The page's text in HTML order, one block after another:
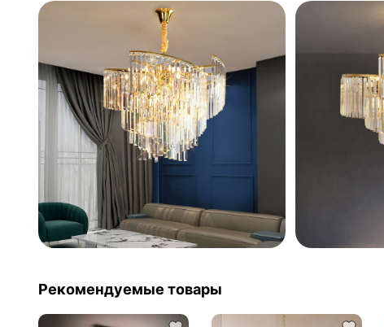
Рекомендуемые товары